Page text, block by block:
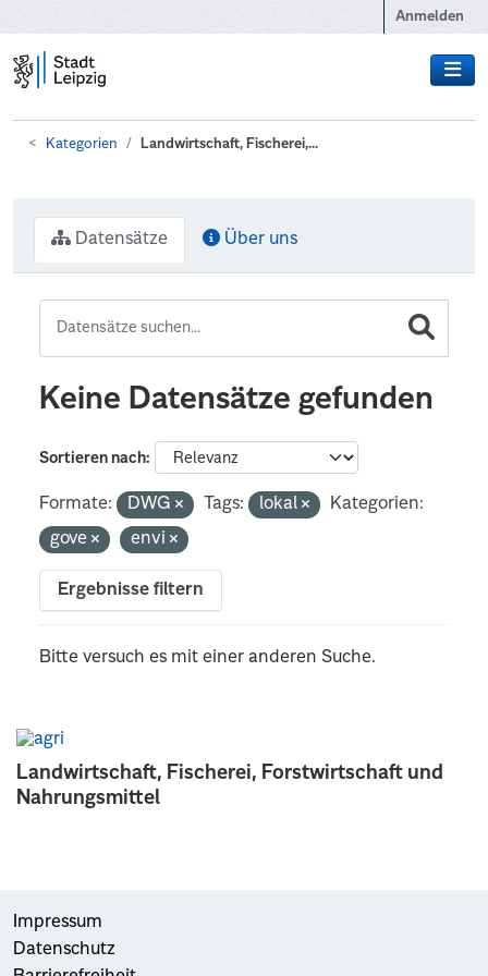
Anmelden
Kategorien Landwirtschaft, Fischerei,...
Landwirtschaft, Fischerei, Forstwirtschaft und
Nahrungsmittel
Datensätze Über uns
Keine Datensätze gefunden
Sortieren nach
Formate: DWG Tags: lokal
Kategorien:
gove
envi
Ergebnisse filtern
Bitte versuch es mit einer anderen Suche.
Impressum
Datenschutz